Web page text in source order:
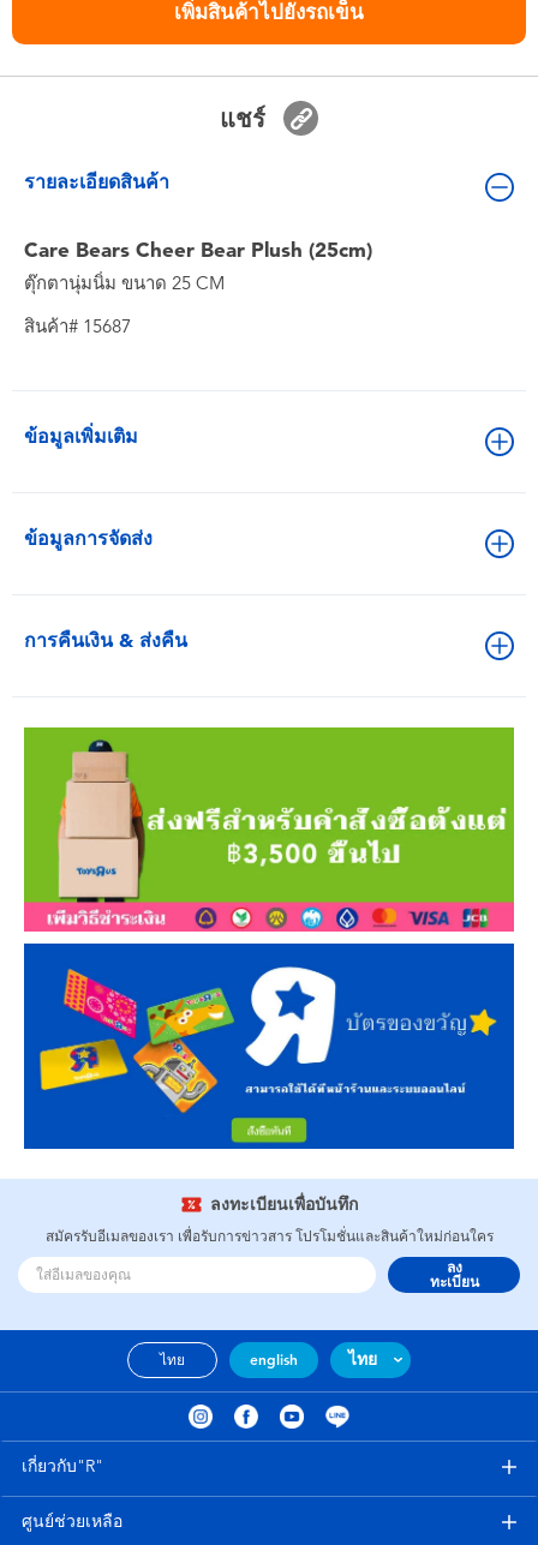
แกดเจ็ต
เพิ่มสินค้าไปยังรถเข็น
แชร์
รายละเอียดสินค้า
Care Bears Cheer Bear Plush (25cm)
ตุ๊กตานุ่มนิ่ม ขนาด 25 CM
สินค้า# 15687
ข้อมูลเพิ่มเติม
ข้อมูลการจัดส่ง
การคืนเงิน & ส่งคืน
ลงทะเบียนเพื่อบันทึก
สมัครรับอีเมลของเรา เพื่อรับการข่าวสาร โปรโมชั่นและสินค้าใหม่ก่อนใคร
ลง
ทะเบียน
ไทย english ไทย
เกี่ยวกับ"R"
ศูนย์ช่วยเหลือ